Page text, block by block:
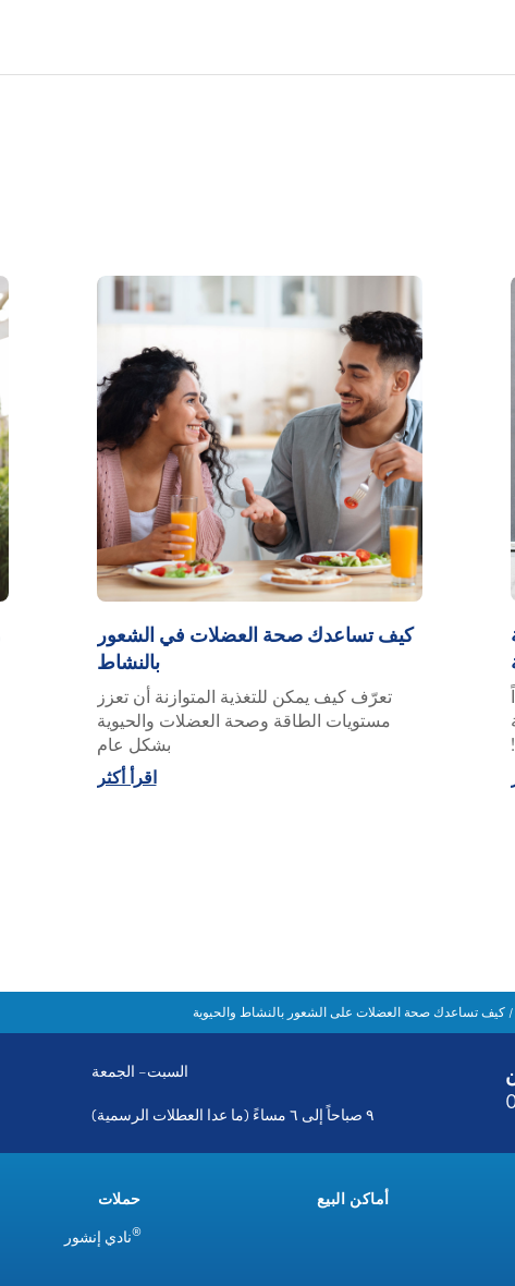
كيف تساعدك صحة العضلات في الشعور
بالنشاط
تعرّف كيف يمكن للتغذية المتوازنة أن تعزز
مستويات الطاقة وصحة العضلات والحيوية
بشكل عام
اقرأ أكثر
كيف تساعدك صحة العضلات على الشعور بالنشاط والحيوية
السبت– الجمعة
أماكن البيع حملات
®نادي إنشور